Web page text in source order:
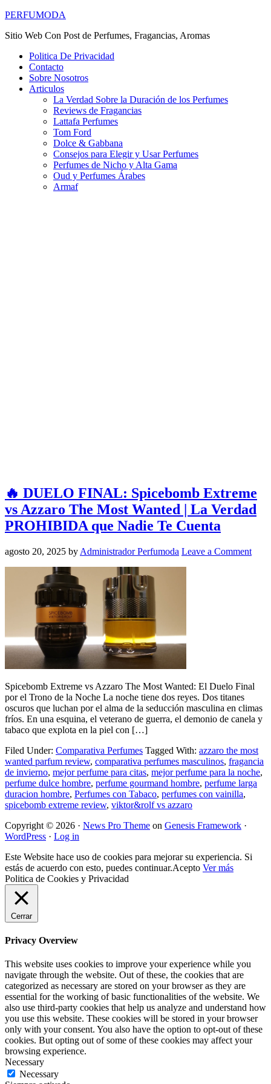
PERFUMODA
Sitio Web Con Post de Perfumes, Fragancias, Aromas
Politica De Privacidad
Contacto
Sobre Nosotros
Articulos
La Verdad Sobre la Duración de los Perfumes
Reviews de Fragancias
Lattafa Perfumes
Tom Ford
Dolce & Gabbana
Consejos para Elegir y Usar Perfumes
Perfumes de Nicho y Alta Gama
Oud y Perfumes Árabes
Armaf
🔥 DUELO FINAL: Spicebomb Extreme
vs Azzaro The Most Wanted | La Verdad
PROHIBIDA que Nadie Te Cuenta
agosto 20, 2025 by Administrador Perfumoda Leave a Comment
Spicebomb Extreme vs Azzaro The Most Wanted: El Duelo Final
por el Trono de la Noche La noche tiene dos reyes. Dos titanes
oscuros que luchan por el alma de la seducción masculina en climas
fríos. En una esquina, el veterano de guerra, el demonio de canela y
tabaco que explota en la piel con […]
Filed Under: Comparativa Perfumes Tagged With: azzaro the most
wanted parfum review, comparativa perfumes masculinos, fragancia
de invierno, mejor perfume para citas, mejor perfume para la noche,
perfume dulce hombre, perfume gourmand hombre, perfume larga
duracion hombre, Perfumes con Tabaco, perfumes con vainilla,
spicebomb extreme review, viktor&rolf vs azzaro
Copyright © 2026 · News Pro Theme on Genesis Framework ·
WordPress · Log in
Este Website hace uso de cookies para mejorar su experiencia. Si
estás de acuerdo con esto, puedes continuar.Acepto Ver más
Politica de Cookies y Privacidad
Cerrar
Privacy Overview
This website uses cookies to improve your experience while you
navigate through the website. Out of these, the cookies that are
categorized as necessary are stored on your browser as they are
essential for the working of basic functionalities of the website. We
also use third-party cookies that help us analyze and understand how
you use this website. These cookies will be stored in your browser
only with your consent. You also have the option to opt-out of these
cookies. But opting out of some of these cookies may affect your
browsing experience.
Necessary
Necessary